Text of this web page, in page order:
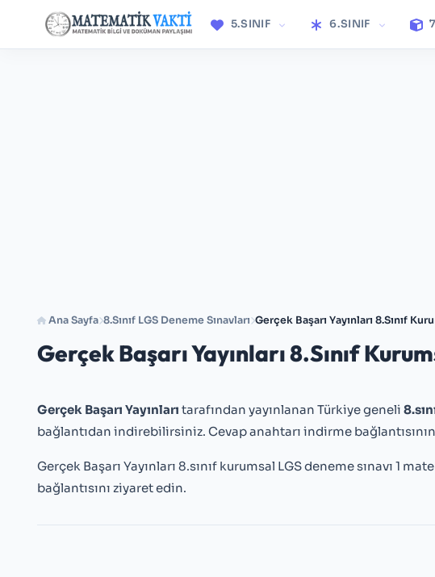
5.SINIF 6.SINIF
Ana Sayfa 8.Sınıf LGS Deneme Sınavları Gerçek Başarı Yayınları 8.Sınıf
Gerçek Başarı Yayınları 8.Sınıf
Gerçek Başarı Yayınları tarafından yayınlanan Türkiye geneli
bağlantıdan indirebilirsiniz. Cevap anahtarı indirme
Gerçek Başarı Yayınları 8.sınıf kurumsal LGS deneme sınavı 1
bağlantısını ziyaret edin.